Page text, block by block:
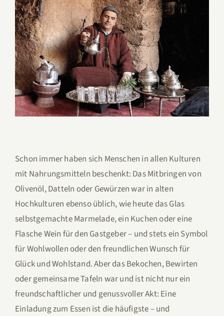
Schon immer haben sich Menschen in allen Kulturen
mit Nahrungsmitteln beschenkt: Das Mitbringen von
Olivenöl, Datteln oder Gewürzen war in alten
Hochkulturen ebenso üblich, wie heute das Glas
selbstgemachte Marmelade, ein Kuchen oder eine
Flasche Wein für den Gastgeber – und stets ein Symbol
für Wohlwollen oder den freundlichen Wunsch für
Glück und Wohlstand. Aber das Bekochen, Bewirten
oder gemeinsame Tafeln war und ist nicht nur ein
freundschaftlicher und genussvoller Akt: Eine
Einladung zum Essen ist die häufigste – und